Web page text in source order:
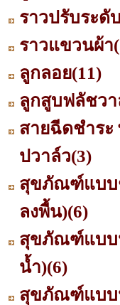
ราวปรับระดั
ราวแขวนผ้า
ลูกลอย(11)
ลูกสูบฟลัชวา
สายฉีดชำระ
ปวาล์ว(3)
สุขภัณฑ์แบบ
ลงพื้น)(6)
สุขภัณฑ์แบบ
น้ำ)(6)
สุขภัณฑ์แบบ